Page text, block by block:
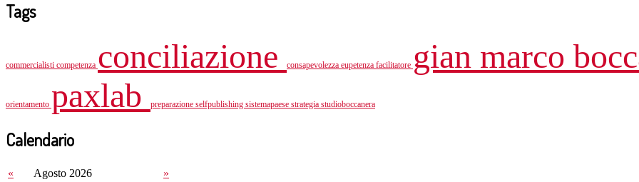
Tags
commercialisti competenza conciliazione consapevolezza eupetenza facilitatore gian marco
orientamento paxlab preparazione selfpublishing sistemapaese strategia studioboccanera
Calendario
« Agosto 2026
»